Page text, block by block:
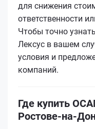
для снижения
ответственности
Чтобы точно
Лексус в вашем
условия и
компаний.
Где купить
Ростове-на-